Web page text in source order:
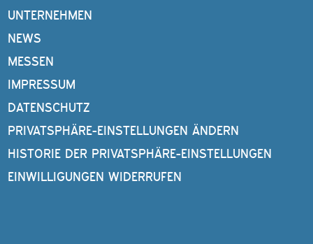
UNTERNEHMEN
NEWS
MESSEN
IMPRESSUM
DATENSCHUTZ
PRIVATSPHÄRE-EINSTELLUNGEN ÄNDERN
HISTORIE DER PRIVATSPHÄRE-EINSTELLUNGEN
EINWILLIGUNGEN WIDERRUFEN